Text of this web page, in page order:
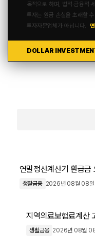
목적으로 하며, 법적·금융적·
투자는 원금 손실을 초래할
투자자문업체가 아닙니다.
DOLLAR
연말정산계산기 환급금
생활금융 2026년 08월 08일
지역의료보험료계산
생활금융 2026년 08월